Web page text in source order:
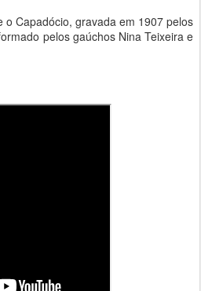
o Capadócio, gravada em 1907 pelos
pelos gaúchos Nina Teixeira e